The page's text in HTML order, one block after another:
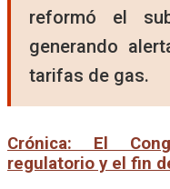
reformó el
generando
tarifas de gas.
Crónica: El
regulatorio y el fin